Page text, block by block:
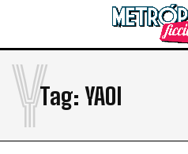
Tag: YAOI
Y